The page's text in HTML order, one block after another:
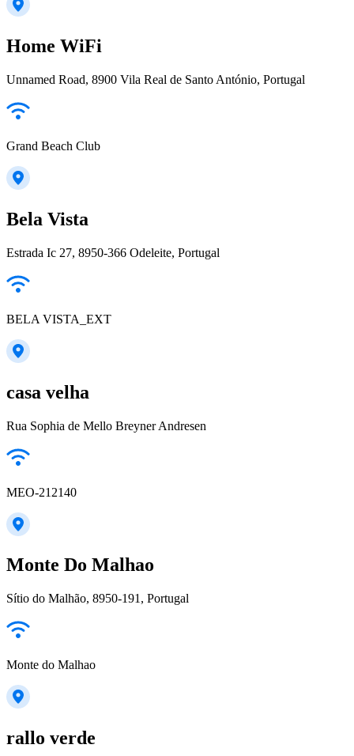
Home WiFi
Unnamed Road, 8900 Vila Real de Santo António, Portugal
Grand Beach Club
Bela Vista
Estrada Ic 27, 8950-366 Odeleite, Portugal
BELA VISTA_EXT
casa velha
Rua Sophia de Mello Breyner Andresen
MEO-212140
Monte Do Malhao
Sítio do Malhão, 8950-191, Portugal
Monte do Malhao
rallo verde